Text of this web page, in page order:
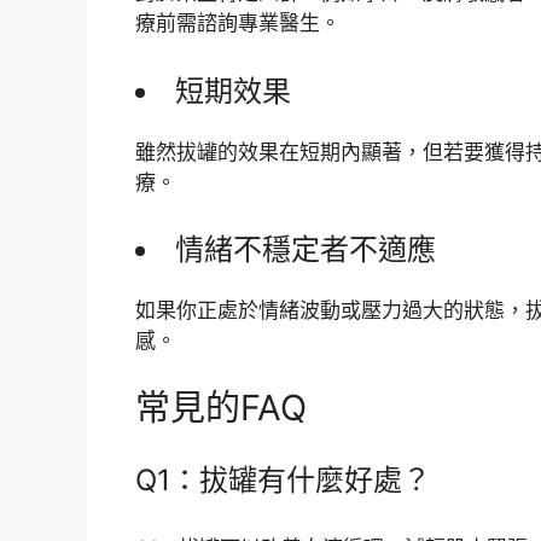
療前需諮詢專業醫生。
短期效果
雖然拔罐的效果在短期內顯著，但若要獲得
療。
情緒不穩定者不適應
如果你正處於情緒波動或壓力過大的狀態，
感。
常見的FAQ
Q1：拔罐有什麼好處？